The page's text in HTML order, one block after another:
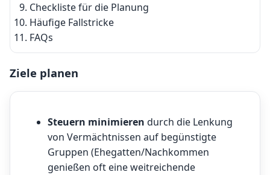
Checkliste für die Planung
Häufige Fallstricke
FAQs
Ziele planen
Steuern minimieren durch die Lenkung
von Vermächtnissen auf begünstigte
Gruppen (Ehegatten/Nachkommen
genießen oft eine weitreichende